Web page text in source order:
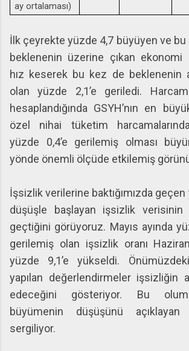
ay ortalaması)
İlk çeyrekte yüzde 4,7 büyüyen ve bu
beklenenin üzerine çıkan
hız keserek bu kez de beklenenin
olan yüzde 2,1’e geriledi.
hesaplandığında GSYH’nın en
özel nihai tüketim
yüzde 0,4’e gerilemiş olması
yönde önemli ölçüde etkilemiş
İşsizlik verilerine baktığımızda geçen
düşüşle başlayan işsizlik verisinin
geçtiğini görüyoruz. Mayıs ayında
gerilemiş olan işsizlik oranı
yüzde 9,1’e yükseldi.
yapılan değerlendirmeler işsizliğin
edeceğini gösteriyor. Bu
büyümenin düşüşünü
sergiliyor.